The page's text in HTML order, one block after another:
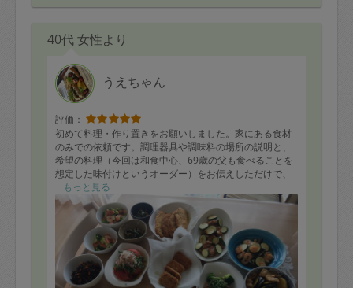
40代 女性より
うえちゃん
評価：
初めて料理・作り置きをお願いしました。家にある食材
のみでの依頼です。調理器具や調味料の場所の説明と、
希望の料理（今回は和食中心、69歳の父も食べることを
想定した味付けというオーダー）をお伝えしただけで、
そのあとは全てお任せでしたので、私は他の作業をゆっ
くりできました。私が苦手な揚げ物や魚料理も作って頂
き、3時間休まずで15品も！後片付けもキレイに元どお
りでした。
最後に料理の内容や、料理毎の日持ちを教えてもらいま
した。どのお料理も上品な味で美味しいです！レシピを
伺えばよかったと後悔！
有難うございました◎
もっと見る